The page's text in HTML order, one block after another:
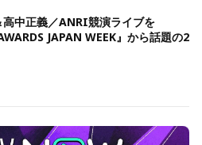
中正義／ANRI競演ライブを
JAPAN WEEK』から話題の2